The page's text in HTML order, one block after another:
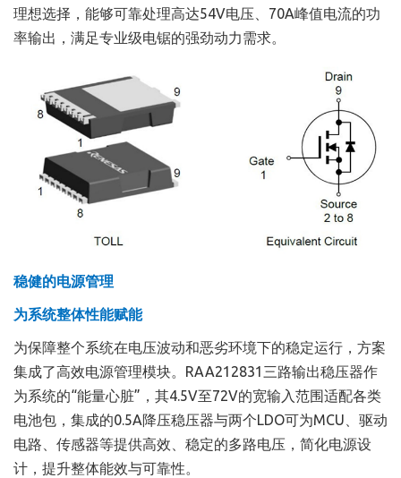
理想选择，能够可靠处理高达54V电压、70A峰值电流的功
率输出，满足专业级电锯的强劲动力需求。
稳健的电源管理
为系统整体性能赋能
为保障整个系统在电压波动和恶劣环境下的稳定运行，方案
集成了高效电源管理模块。RAA212831三路输出稳压器作
为系统的“能量心脏”，其4.5V至72V的宽输入范围适配各类
电池包，集成的0.5A降压稳压器与两个LDO可为MCU、驱动
电路、传感器等提供高效、稳定的多路电压，简化电源设
计，提升整体能效与可靠性。